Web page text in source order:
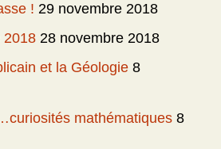
! 29 novembre 2018
2018 28 novembre 2018
et la Géologie 8
mathématiques 8